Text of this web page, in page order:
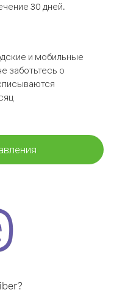
30 дней.
и мобильные
заботьтесь о